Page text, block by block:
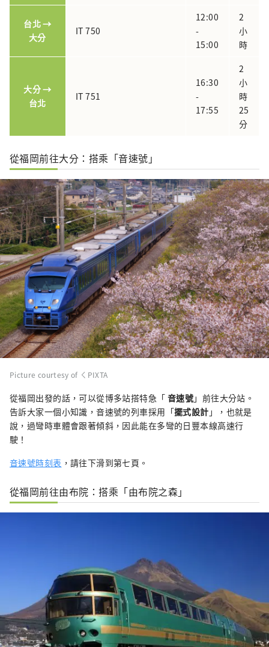
台北 →
大分
IT 750
12:00
-
15:00
2
小
時
大分 →
台北
IT 751
16:30
-
17:55
2
小
時
25
分
從福岡前往大分：搭乘「音速號」
Picture courtesy of ㄑPIXTA
從福岡出發的話，可以從博多站搭特急「 音速號」前往大分站。
告訴大家一個小知識，音速號的列車採用「擺式設計 」，也就是
說，過彎時車體會跟著傾斜，因此能在多彎的日豐本線高速行
駛！
音速號時刻表 ，請往下滑到第七頁。
從福岡前往由布院：搭乘「由布院之森」